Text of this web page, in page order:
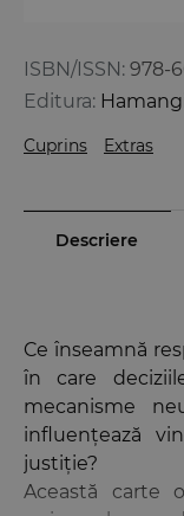
ISBN/ISSN: 978-
Editura:
Cuprins Extras
Descriere
Ce înseamnă
în care
mecanisme
influențează
justiție?
Această carte